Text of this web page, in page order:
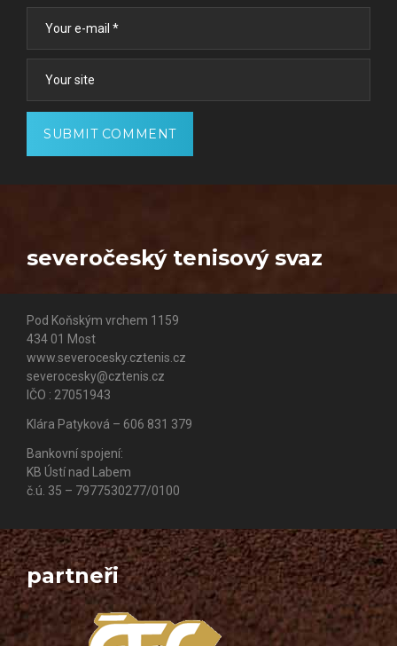
severočeský tenisový svaz
Pod Koňským vrchem 1159
434 01 Most
www.severocesky.cztenis.cz
severocesky@cztenis.cz
IČO : 27051943
Klára Patyková – 606 831 379
Bankovní spojení:
KB Ústí nad Labem
č.ú. 35 – 7977530277/0100
partneři